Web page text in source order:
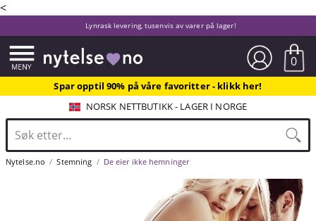
<
Lynrask levering, tusenvis av varer på lager!
0
Spar opptil 90% på våre favoritter - klikk her!
NORSK NETTBUTIKK - LAGER I NORGE
Nytelse.no Stemning De eier ikke hemninger